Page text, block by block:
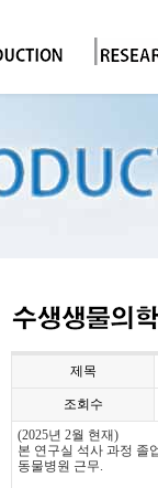
제목
조회수
(2025년 2월 현재)
본 연구실 석사 과정 졸
동물병원 근무.